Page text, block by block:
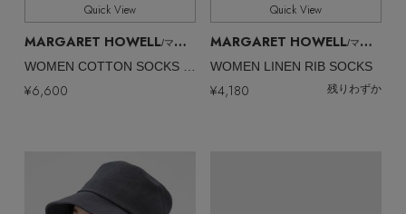
Quick View
MARGARET HOWELL/マーガレット・ハウエル
¥6,600
Quick View
MARGARET HOWELL/マーガレット・ハウエル
WOMEN LINEN RIB SOCKS
¥4,180 残りわずか